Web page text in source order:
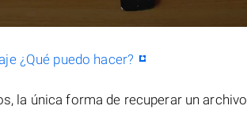
¿Qué puedo hacer?
la única forma de recuperar un archivo